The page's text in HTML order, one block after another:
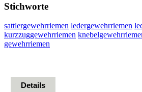
Details
Stichworte
sattlergewehrriemen ledergewehrriemen
kurzzuggewehrriemen
gewehrriemen